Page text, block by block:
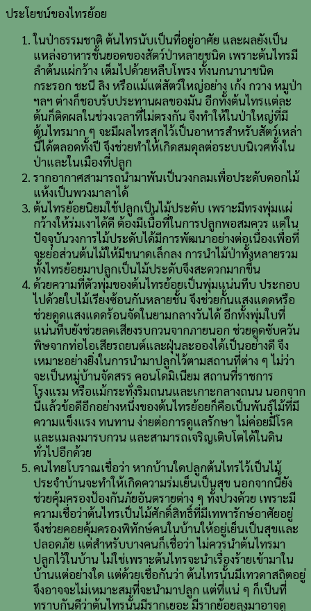
ประโยชน์ของไทรย้อย
ในป่าธรรมชาติ ต้นไทรนับเป็นที่อยู่อาศัย และผลยังเป็น
แหล่งอาหารชั้นยอดของสัตว์ป่าหลายชนิด เพราะต้นไทรมี
ลำต้นแผ่กว้าง เต็มไปด้วยหลืบโพรง ทั้งนกนานาชนิด
กระรอก ชะนี ลิง หรือแม้แต่สัตว์ใหญ่อย่าง เก้ง กวาง หมูป่า
ฯลฯ ต่างก็ชอบรับประทานผลของมัน อีกทั้งต้นไทรแต่ละ
ต้นก็ติดผลในช่วงเวลาที่ไม่ตรงกัน จึงทำให้ในป่าใหญ่ที่มี
ต้นไทรมาก ๆ จะมีผลไทรสุกไว้เป็นอาหารสำหรับสัตว์เหล่า
นี้ได้ตลอดทั้งปี จึงช่วยทำให้เกิดสมดุลต่อระบบนิเวศทั้งใน
ป่าและในเมืองที่ปลูก
รากอากาศสามารถนำมาพันเป็นวงกลมเพื่อประดับดอกไม้
แห้งเป็นพวงมาลาได้
ต้นไทรย้อยนิยมใช้ปลูกเป็นไม้ประดับ เพราะมีทรงพุ่มแผ่
กว้างให้ร่มเงาได้ดี ต้องมีเนื้อที่ในการปลูกพอสมควร แต่ใน
ปัจจุบันวงการไม้ประดับได้มีการพัฒนาอย่างต่อเนื่องเพื่อที่
จะย่อส่วนต้นไม้ให้มีขนาดเล็กลง การนำไม้ป่าทั้งหลายรวม
ทั้งไทรย้อยมาปลูกเป็นไม้ประดับจึงสะดวกมากขึ้น
ด้วยความที่ตัวพุ่มของต้นไทรย้อยเป็นพุ่มแน่นทึบ ประกอบ
ไปด้วยใบไม้เรียงซ้อนกันหลายชั้น จึงช่วยกั้นแสงแดดหรือ
ช่วยดูดแสงแดดร้อนจัดในยามกลางวันได้ อีกทั้งพุ่มใบที่
แน่นทึบยังช่วยลดเสียงรบกวนจากภายนอก ช่วยดูดซับควัน
พิษจากท่อไอเสียรถยนต์และฝุ่นละอองได้เป็นอย่างดี จึง
เหมาะอย่างยิ่งในการนำมาปลูกไว้ตามสถานที่ต่าง ๆ ไม่ว่า
จะเป็นหมู่บ้านจัดสรร คอนโดมิเนียม สถานที่ราชการ
โรงแรม หรือแม้กระทั่งริมถนนและเกาะกลางถนน นอกจาก
นี้แล้วข้อดีอีกอย่างหนึ่งของต้นไทรย้อยก็คือเป็นพันธุ์ไม้ที่มี
ความแข็งแรง ทนทาน ง่ายต่อการดูแลรักษา ไม่ค่อยมีโรค
และแมลงมารบกวน และสามารถเจริญเติบโตได้ในดิน
ทั่วไปอีกด้วย
คนไทยโบราณเชื่อว่า หากบ้านใดปลูกต้นไทรไว้เป็นไม้
ประจำบ้านจะทำให้เกิดความร่มเย็นเป็นสุข นอกจากนี้ยัง
ช่วยคุ้มครองป้องกันภัยอันตรายต่าง ๆ ทั้งปวงด้วย เพราะมี
ความเชื่อว่าต้นไทรเป็นไม้ศักดิ์สิทธิ์ที่มีเทพารักษ์อาศัยอยู่
จึงช่วยคอยคุ้มครองพิทักษ์คนในบ้านให้อยู่เย็นเป็นสุขและ
ปลอดภัย แต่สำหรับบางคนก็เชื่อว่า ไม่ควรนำต้นไทรมา
ปลูกไว้ในบ้าน ไม่ใช่เพราะต้นไทรจะนำเรื่องร้ายเข้ามาใน
บ้านแต่อย่างใด แต่ด้วยเชื่อกันว่า ต้นไทรนั้นมีเทวดาสถิตอยู่
จึงอาจจะไม่เหมาะสมที่จะนำมาปลูก แต่ที่แน่ ๆ ก็เป็นที่
ทราบกันดีว่าต้นไทรนั้นมีรากเยอะ มีรากย้อยลงมาอาจดู